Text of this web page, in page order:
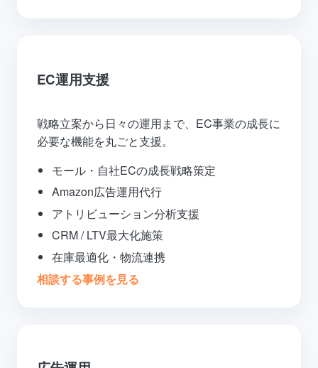
EC運用支援
戦略立案から日々の運用まで、EC事業の成長に
必要な機能を丸ごと支援。
モール・自社ECの成長戦略策定
Amazon広告運用代行
アトリビューション分析支援
CRM / LTV最大化施策
在庫最適化・物流連携
相談する事例を見る